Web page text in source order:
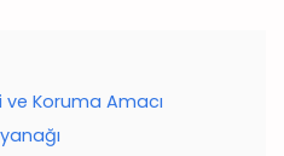
ve Koruma Amacı